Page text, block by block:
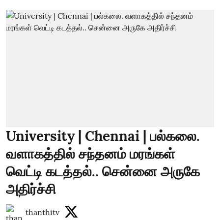
University | Chennai | பல்கலை.
வளாகத்தில் சந்தனம் மரங்கள்
வெட்டி கடத்தல்.. சென்னை அருகே
அதிர்ச்சி
thanthitv